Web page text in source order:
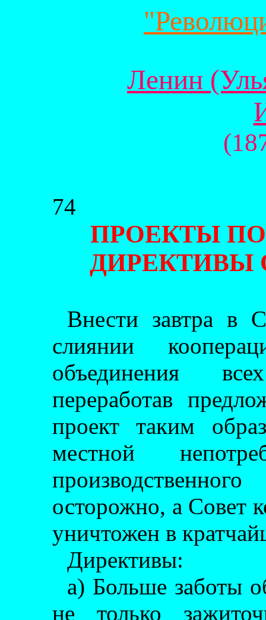
Ленин
74
ПРОЕКТЫ
ДИРЕКТИВЫ
Внести завтра в
слиянии
объединения
переработав
проект таким
местной
осторожно, а Совет
уничтожен в
Директивы:
а) Больше заботы
не только